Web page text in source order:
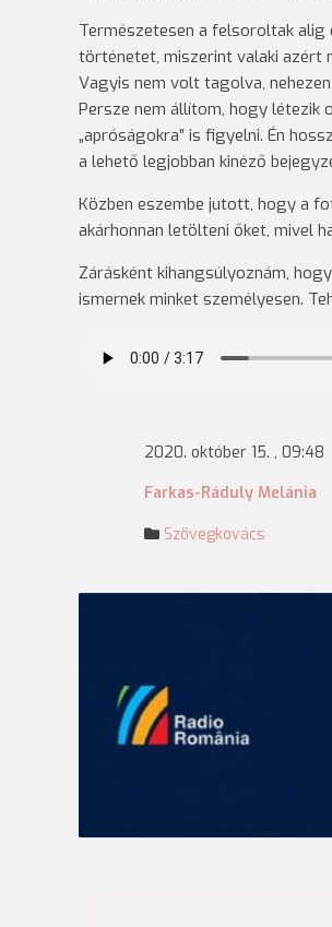
Természetesen a felsoroltak alig
történetet, miszerint valaki azért
Vagyis nem volt tagolva,
Persze nem állítom, hogy létezik
„apróságokra” is figyelni. Én
a lehető legjobban kinéző
Közben eszembe jutott, hogy a
akárhonnan letölteni őket, mivel
Zárásként kihangsúlyoznám,
ismernek minket személyesen.
2020. október 15. , 09:48
Farkas-Ráduly Melánia
Szövegkovács